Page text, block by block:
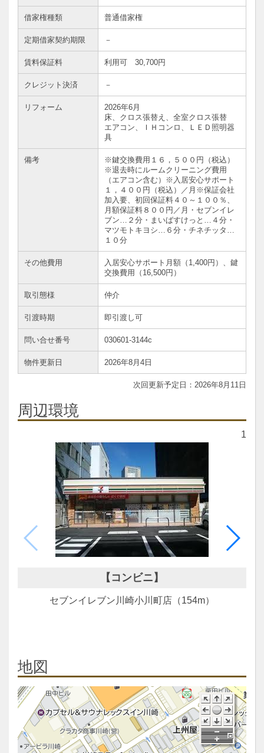
借家権種類 普通借家権
定期借家契約期限 －
賃料保証料 利用可 30,700円
クレジット決済 －
リフォーム
2026年6月
床、クロス張替え、全室クロス張替
エアコン、ＩＨコンロ、ＬＥＤ照明器
具
備考
※鍵交換費用１６，５００円（税込）
※退去時にルームクリーニング費用
（エアコン含む）※入居安心サポート
１，４００円（税込）／月※保証会社
加入要、初回保証料４０～１００％、
月額保証料８００円／月・セブンイレ
ブン…２分・まいばすけっと…４分・
マツモトキヨシ…６分・チネチッタ…
１０分
その他費用
入居安心サポート月額（1,400円）、鍵
交換費用（16,500円）
取引態様 仲介
引渡時期 即引渡し可
問い合せ番号 030601-3144c
物件更新日 2026年8月4日
2026年8月11日
周辺環境
1
【コンビニ】
セブンイレブン川崎小川町店（154m）
地図